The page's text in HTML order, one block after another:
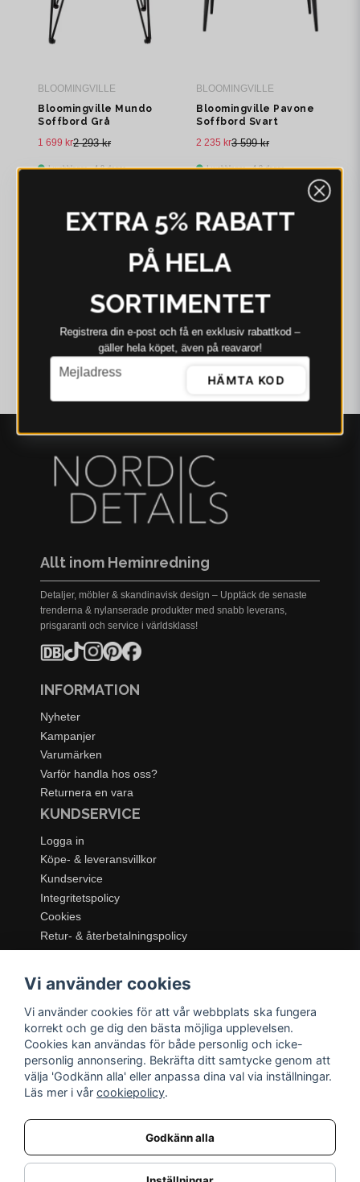
BLOOMINGVILLE
Bloomingville Mundo
Soffbord Grå
2 293 kr
1 699 kr
I webblager - 4-8 dagar
BLOOMINGVILLE
Bloomingville Pavone
Soffbord Svart
3 599 kr
2 235 kr
I webblager - 4-8 dagar
EXTRA 5% RABATT
PÅ HELA
SORTIMENTET
Registrera din e‑post och få en exklusiv rabattkod –
gäller hela köpet, även på reavaror!
email
Mejladress
HÄMTA KOD
Allt inom Heminredning
Detaljer, möbler & skandinavisk design – Upptäck de senaste
trenderna & nylanserade produkter med snabb leverans,
prisgaranti och service i världsklass!
INFORMATION
Nyheter
Kampanjer
Varumärken
Varför handla hos oss?
Returnera en vara
KUNDSERVICE
Logga in
Köpe- & leveransvillkor
Kundservice
Integritetspolicy
Cookies
Retur- & återbetalningspolicy
Dukning & Servering
Kök & Matlagning
Belysning
Textil & Mattor
Möbler
Vi använder cookies
Vi använder cookies för att vår webbplats ska fungera
korrekt och ge dig den bästa möjliga upplevelsen.
Cookies kan användas för både personlig och icke-
personlig annonsering. Bekräfta ditt samtycke genom att
välja 'Godkänn alla' eller anpassa dina val via inställningar.
Läs mer i vår cookiepolicy.
Godkänn alla